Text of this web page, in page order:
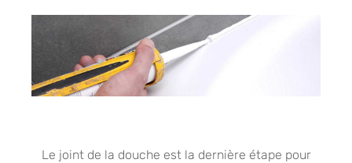
Le joint de la douche est la dernière étape pour